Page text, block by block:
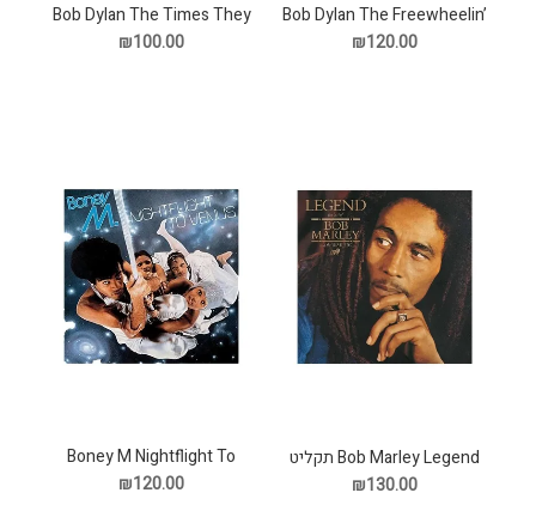
Bob Dylan The Freewheelin’
Bob Dylan תקליט
₪120.00
Bob Dylan The Times They
Are A Changin תקליט
₪100.00
Bob Marley Legend תקליט
₪130.00
Boney M Nightflight To
Venus תקליט
₪120.00